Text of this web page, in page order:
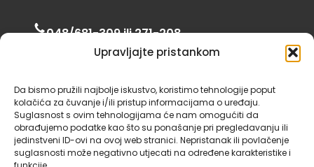
Upravljajte pristankom
Da bismo pružili najbolje iskustvo, koristimo tehnologije poput
kolačića za čuvanje i/ili pristup informacijama o uređaju.
Suglasnost s ovim tehnologijama će nam omogućiti da
obrađujemo podatke kao što su ponašanje pri pregledavanju ili
jedinstveni ID-ovi na ovoj web stranici. Nepristanak ili povlačenje
suglasnosti može negativno utjecati na određene karakteristike i
048/681-309 ili 271-208